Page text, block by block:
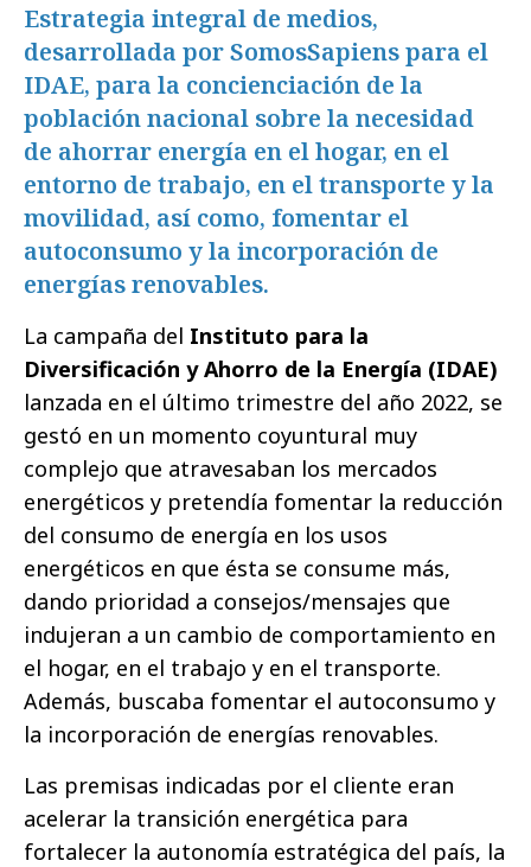
Estrategia integral de medios,
desarrollada por SomosSapiens para el
IDAE, para la concienciación de la
población nacional sobre la necesidad
de ahorrar energía en el hogar, en el
entorno de trabajo, en el transporte y la
movilidad, así como, fomentar el
autoconsumo y la incorporación de
energías renovables.
La campaña del Instituto para la
Diversificación y Ahorro de la Energía (IDAE)
lanzada en el último trimestre del año 2022, se
gestó en un momento coyuntural muy
complejo que atravesaban los mercados
energéticos y pretendía fomentar la reducción
del consumo de energía en los usos
energéticos en que ésta se consume más,
dando prioridad a consejos/mensajes que
indujeran a un cambio de comportamiento en
el hogar, en el trabajo y en el transporte.
Además, buscaba fomentar el autoconsumo y
la incorporación de energías renovables.
Las premisas indicadas por el cliente eran
acelerar la transición energética para
fortalecer la autonomía estratégica del país, la